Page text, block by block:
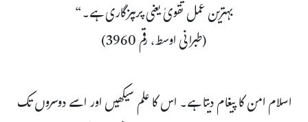
بہترین عمل تقویٰ یعنی پرہیزگاری ہے۔“
(طبرانی اوسط، رقم 3960)
اسلام امن کا پیغام دیتا ہے۔ اس کا علم سیکھیں اور اسے دوسروں تک